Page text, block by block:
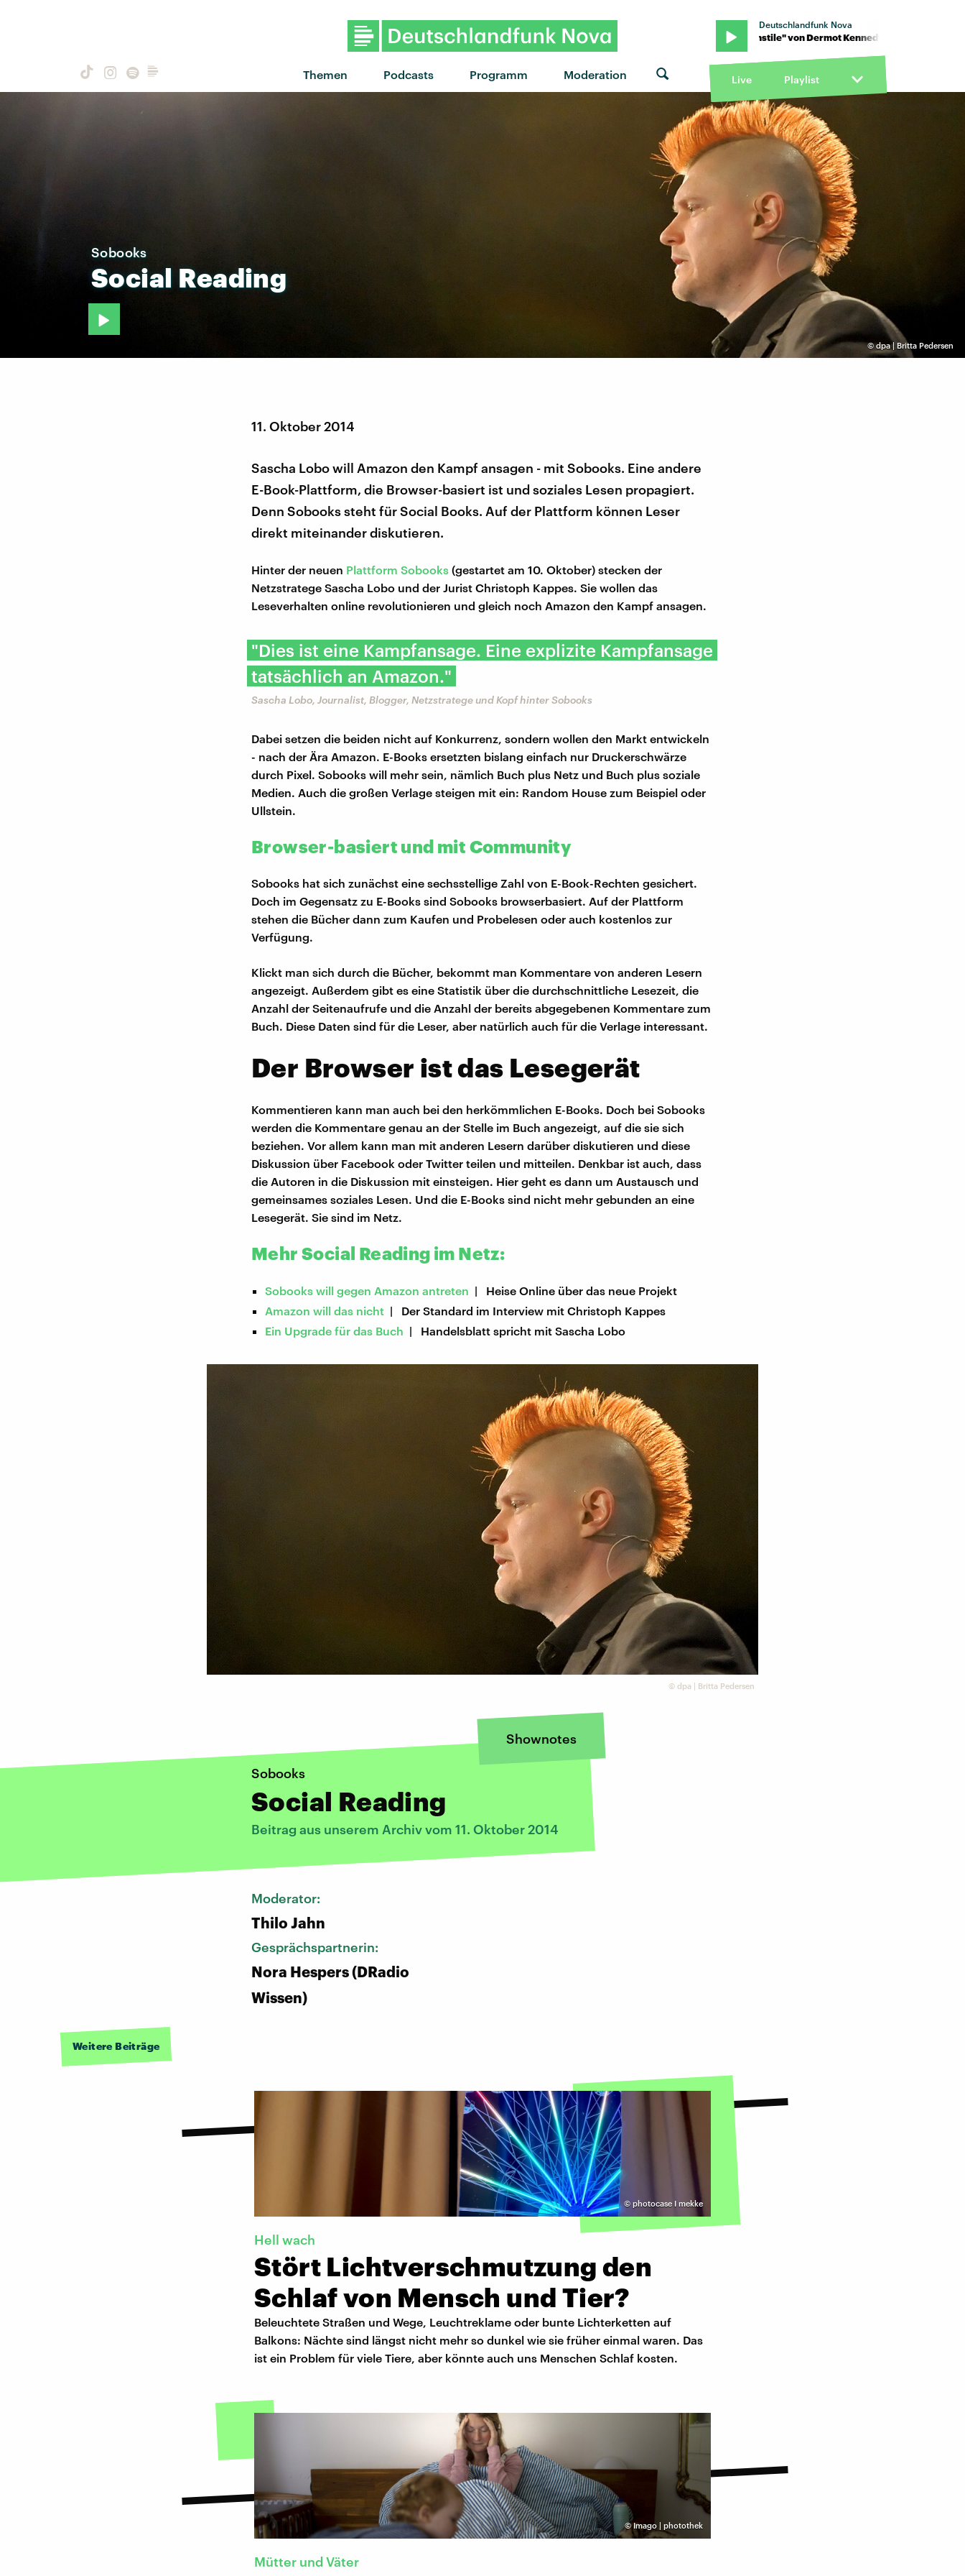
Themen Podcasts Programm Moderation
Deutschlandfunk Nova
"Turnstile" von Dermot Kennedy · "Turnstile" von Dermot Kennedy · "Turnstile" von Dermot
Live Playlist
©dpa | Britta Pedersen
Sobooks
Social Reading
11. Oktober 2014
Sascha Lobo will Amazon den Kampf ansagen - mit Sobooks. Eine andere
E-Book-Plattform, die Browser-basiert ist und soziales Lesen propagiert.
Denn Sobooks steht für Social Books. Auf der Plattform können Leser
direkt miteinander diskutieren.
Hinter der neuen Plattform Sobooks (gestartet am 10. Oktober) stecken der
Netzstratege Sascha Lobo und der Jurist Christoph Kappes. Sie wollen das
Leseverhalten online revolutionieren und gleich noch Amazon den Kampf ansagen.
"Dies ist eine Kampfansage. Eine explizite Kampfansage
tatsächlich an Amazon."
Sascha Lobo, Journalist, Blogger, Netzstratege und Kopf hinter Sobooks
Dabei setzen die beiden nicht auf Konkurrenz, sondern wollen den Markt entwickeln
- nach der Ära Amazon. E-Books ersetzten bislang einfach nur Druckerschwärze
durch Pixel. Sobooks will mehr sein, nämlich Buch plus Netz und Buch plus soziale
Medien. Auch die großen Verlage steigen mit ein: Random House zum Beispiel oder
Ullstein.
Browser-basiert und mit Community
Sobooks hat sich zunächst eine sechsstellige Zahl von E-Book-Rechten gesichert.
Doch im Gegensatz zu E-Books sind Sobooks browserbasiert. Auf der Plattform
stehen die Bücher dann zum Kaufen und Probelesen oder auch kostenlos zur
Verfügung.
Klickt man sich durch die Bücher, bekommt man Kommentare von anderen Lesern
angezeigt. Außerdem gibt es eine Statistik über die durchschnittliche Lesezeit, die
Anzahl der Seitenaufrufe und die Anzahl der bereits abgegebenen Kommentare zum
Buch. Diese Daten sind für die Leser, aber natürlich auch für die Verlage interessant.
Der Browser ist das Lesegerät
Kommentieren kann man auch bei den herkömmlichen E-Books. Doch bei Sobooks
werden die Kommentare genau an der Stelle im Buch angezeigt, auf die sie sich
beziehen. Vor allem kann man mit anderen Lesern darüber diskutieren und diese
Diskussion über Facebook oder Twitter teilen und mitteilen. Denkbar ist auch, dass
die Autoren in die Diskussion mit einsteigen. Hier geht es dann um Austausch und
gemeinsames soziales Lesen. Und die E-Books sind nicht mehr gebunden an eine
Lesegerät. Sie sind im Netz.
Mehr Social Reading im Netz:
Sobooks will gegen Amazon antreten | Heise Online über das neue Projekt
Amazon will das nicht | Der Standard im Interview mit Christoph Kappes
Ein Upgrade für das Buch | Handelsblatt spricht mit Sascha Lobo
© dpa | Britta Pedersen
Shownotes
Sobooks
Social Reading
Beitrag aus unserem Archiv vom 11. Oktober 2014
Moderator:
Thilo Jahn
Gesprächspartnerin:
Nora Hespers (DRadio
Wissen)
Weitere Beiträge
© photocase I mekke
Hell wach
Stört Lichtverschmutzung den
Schlaf von Mensch und Tier?
Beleuchtete Straßen und Wege, Leuchtreklame oder bunte Lichterketten auf
Balkons: Nächte sind längst nicht mehr so dunkel wie sie früher einmal waren. Das
ist ein Problem für viele Tiere, aber könnte auch uns Menschen Schlaf kosten.
©Imago | photothek
Mütter und Väter